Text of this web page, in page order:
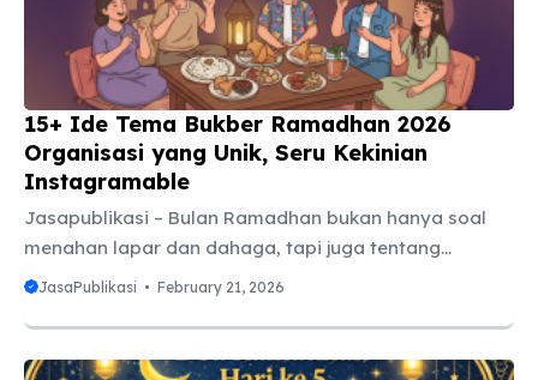
15+ Ide Tema Bukber Ramadhan 2026
Organisasi yang Unik, Seru Kekinian
Instagramable
Jasapublikasi – Bulan Ramadhan bukan hanya soal
menahan lapar dan dahaga, tapi juga tentang
mempererat tali silaturahmi. Salah satu tradisi yang
akrab kita sebut “Bukber”. Namun, jujur saja,
terkadang bukber hanya berakhir menjadi ajang
JasaPublikasi February 21, 2026